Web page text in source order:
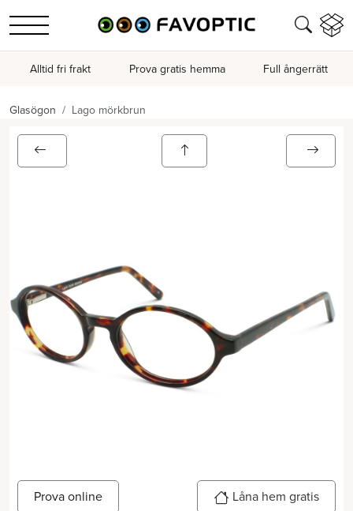
Alltid fri frakt Prova gratis hemma Full ångerrätt
Glasögon Lago mörkbrun
Prova online Låna hem gratis